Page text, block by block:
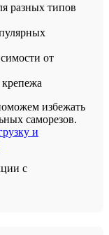
разных типов
от
избежать
саморезов.
и
с